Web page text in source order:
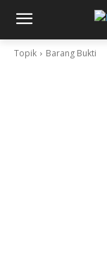
Topik Barang Bukti